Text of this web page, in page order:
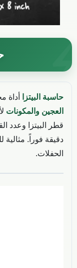
حاسبة البيتزا أداة
العجين والمكونات
قطر البيتزا وعدد
دقيقة فوراً. مثالية
الحفلات.